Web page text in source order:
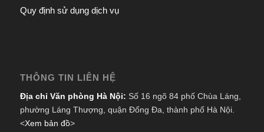
Quy định sử dụng dịch vụ
THÔNG TIN LIÊN HỆ
Địa chỉ Văn phòng Hà Nội: Số 16 ngõ 84 phố Chùa Láng,
phường Láng Thượng, quận Đống Đa, thành phố Hà Nội.
<Xem bản đồ>